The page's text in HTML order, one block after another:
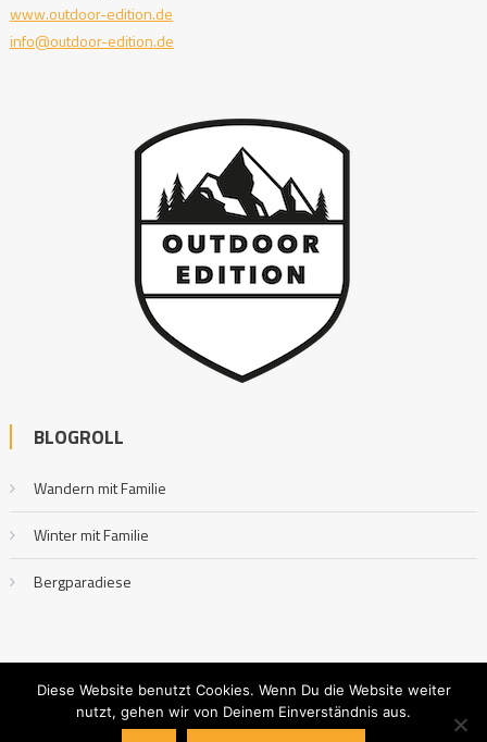
www.outdoor-edition.de
info@outdoor-edition.de
BLOGROLL
Wandern mit Familie
Winter mit Familie
Bergparadiese
Outdoor mit Familie|Editorial byMysteryThemes
Diese Website benutzt Cookies. Wenn Du die Website weiter
nutzt, gehen wir von Deinem Einverständnis aus.